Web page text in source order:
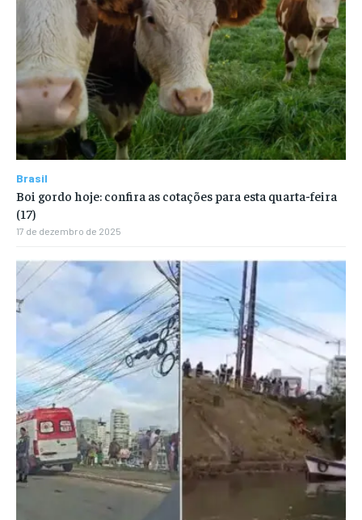
Brasil
Boi gordo hoje: confira as cotações para esta quarta-feira
(17)
17 de dezembro de 2025